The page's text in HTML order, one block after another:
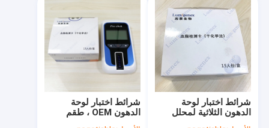
شرائط اختبار لوحة
الدهون OEM ، طقم
اختبار الكوليسترول
شرائط اختبار لوحة
الدهون الثلاثية لمحلل
الكيمياء الجافة